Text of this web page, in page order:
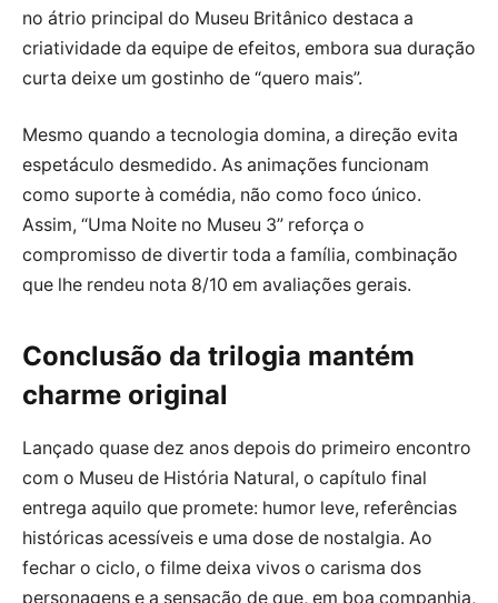
no átrio principal do Museu Britânico destaca a
criatividade da equipe de efeitos, embora sua duração
curta deixe um gostinho de “quero mais”.
Mesmo quando a tecnologia domina, a direção evita
espetáculo desmedido. As animações funcionam
como suporte à comédia, não como foco único.
Assim, “Uma Noite no Museu 3” reforça o
compromisso de divertir toda a família, combinação
que lhe rendeu nota 8/10 em avaliações gerais.
Conclusão da trilogia mantém
charme original
Lançado quase dez anos depois do primeiro encontro
com o Museu de História Natural, o capítulo final
entrega aquilo que promete: humor leve, referências
históricas acessíveis e uma dose de nostalgia. Ao
fechar o ciclo, o filme deixa vivos o carisma dos
personagens e a sensação de que, em boa companhia,